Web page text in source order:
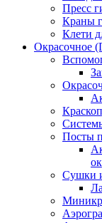
Пресс
Краны
Клети
Окрасочное
Посты
Сушки